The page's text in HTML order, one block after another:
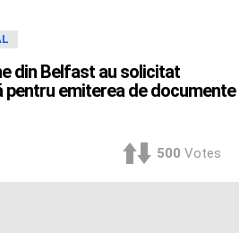
din Belfast au solicitat
emiterea de documente
500 Votes